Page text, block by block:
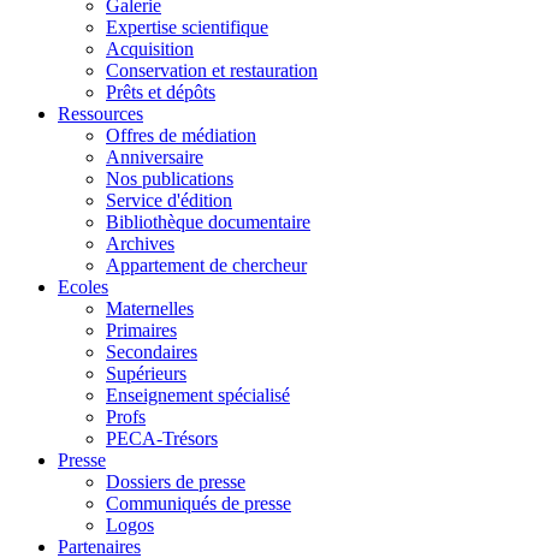
Galerie
Expertise scientifique
Acquisition
Conservation et restauration
Prêts et dépôts
Ressources
Offres de médiation
Anniversaire
Nos publications
Service d'édition
Bibliothèque documentaire
Archives
Appartement de chercheur
Ecoles
Maternelles
Primaires
Secondaires
Supérieurs
Enseignement spécialisé
Profs
PECA-Trésors
Presse
Dossiers de presse
Communiqués de presse
Logos
Partenaires